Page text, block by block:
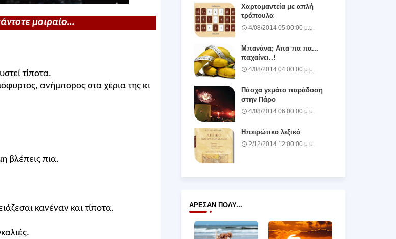
μοιραίο…
τίποτα.
ανήμπορος στα χέρια της κι
βλέπεις πια.
κανέναν και τίποτα.
Χαρτομαντεία με απλή
τράπουλα
4/08/2014 05:00:00 μ.μ.
Μπανάνα; Απα πα πα...
παχαίνει..!
4/08/2014 04:00:00 μ.μ.
Πάσχα γεμάτο παράδοση
στην Πάρο
4/08/2014 06:00:00 μ.μ.
Ηπειρώτικο λεξικό
2/12/2014 12:00:00 μ.μ.
ΆΡΕΣΑΝ ΠΟΛΎ...